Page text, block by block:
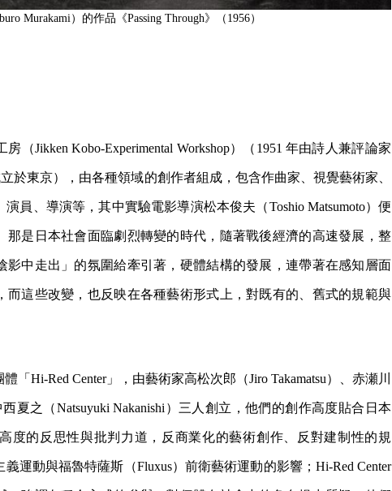
Murakami）的作品《Passing Through》（1956）
（Jikken Kobo-Experimental Workshop）（1951 年由詩人兼評論家
於東京），由各種領域的創作者組成，包含作曲家、視覺藝術家、
員、導演等，其中實驗電影導演松本俊夫（Toshio Matsumoto）便
那是日本社會面臨劇烈轉變的時代，隨著戰後經濟的高速發展，整
影中走出」的氛圍給牽引著，硬體結構的發展，連帶著在感知層面
而這些改變，也反映在各種藝術形式上，對既有的、舊式的規範與
「Hi-Red Center」，由藝術家高松次郎（Jiro Takamatsu）、赤瀬川
西夏之（Natsuyuki Nakanishi）三人創立，他們的創作高度貼合日本
度的反思性與批判力道，反商業化的藝術創作、反對建制性的規
運動與福魯特薩斯（Fluxus）前衛藝術運動的影響；Hi-Red Center